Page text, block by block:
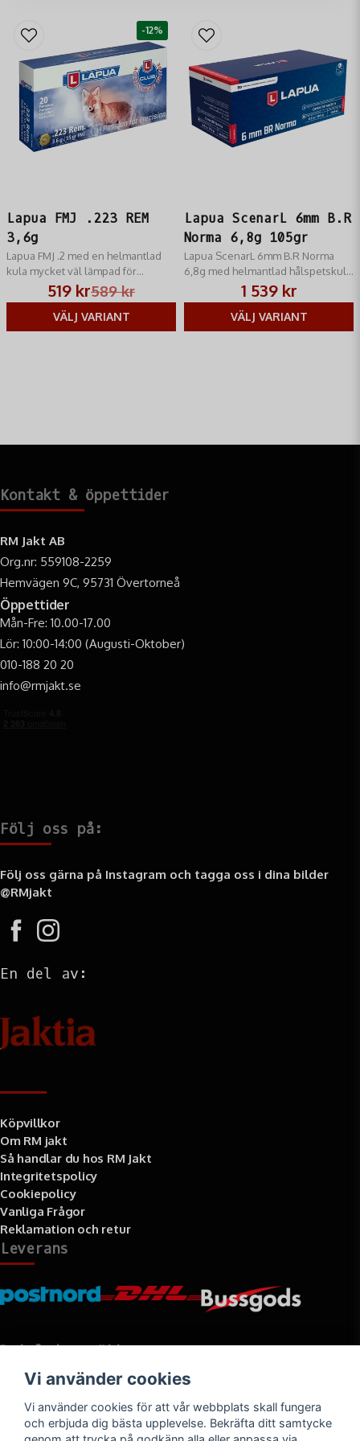
Lapua FMJ .223 REM
3,6g
Lapua FMJ .2 med en helmantlad
kula mycket väl lämpad för
övningsskytte. Lapua använder
alltid förstklassiga och nya hylsor 
perfekt för hemladdaren!
589 kr
519 kr
VÄLJ VARIANT
-12%
Lapua ScenarL 6mm B.R
Norma 6,8g 105gr
Lapua ScenarL 6mm B.R Norma
6,8g med helmantlad hålspetskula
vidareutvecklad från den välkända
Lapua Scenar kulan och är mycket
lämplig för övningsskytte.
1 539 kr
VÄLJ VARIANT
Kontakt & öppettider
RM Jakt AB
Org.nr: 559108-2259
Hemvägen 9C, 95731 Övertorneå
Öppettider
Mån-Fre: 10.00-17.00
Lör: 10:00-14:00 (Augusti-Oktober)
010-188 20 20
info@rmjakt.se
Följ oss på:
Följ oss gärna på Instagram och tagga oss i dina bilder
@RMjakt
En del av:
Köpvillkor
Om RM jakt
Så handlar du hos RM Jakt
Integritetspolicy
Cookiepolicy
Vanliga Frågor
Reklamation och retur
Leverans
Betalningssätt
Vi använder cookies
Vi använder cookies för att vår webbplats skall fungera
och erbjuda dig bästa upplevelse. Bekräfta ditt samtycke